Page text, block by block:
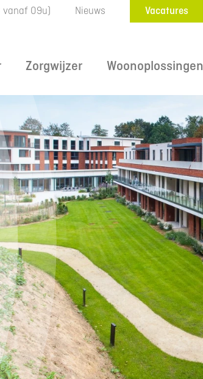
vanaf 09u) Nieuws Vacatures
Zorgwijzer Woonoplossingen